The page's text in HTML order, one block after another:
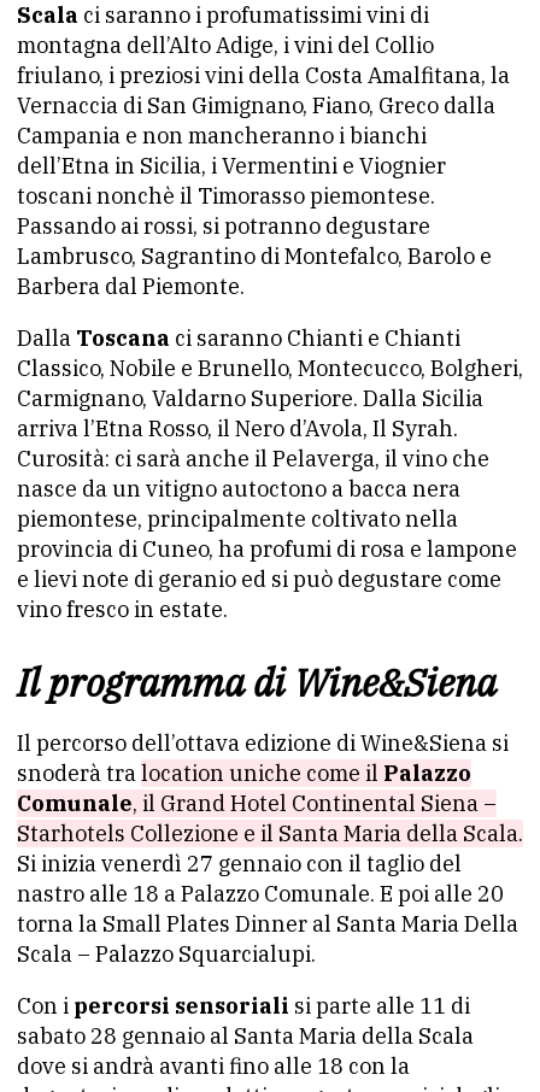
Scala ci saranno i profumatissimi vini di
montagna dell’Alto Adige, i vini del Collio
friulano, i preziosi vini della Costa Amalfitana, la
Vernaccia di San Gimignano, Fiano, Greco dalla
Campania e non mancheranno i bianchi
dell’Etna in Sicilia, i Vermentini e Viognier
toscani nonchè il Timorasso piemontese.
Passando ai rossi, si potranno degustare
Lambrusco, Sagrantino di Montefalco, Barolo e
Barbera dal Piemonte.
Dalla Toscana ci saranno Chianti e Chianti
Classico, Nobile e Brunello, Montecucco, Bolgheri,
Carmignano, Valdarno Superiore. Dalla Sicilia
arriva l’Etna Rosso, il Nero d’Avola, Il Syrah.
Curosità: ci sarà anche il Pelaverga, il vino che
nasce da un vitigno autoctono a bacca nera
piemontese, principalmente coltivato nella
provincia di Cuneo, ha profumi di rosa e lampone
e lievi note di geranio ed si può degustare come
vino fresco in estate.
Il programma di Wine&Siena
Il percorso dell’ottava edizione di Wine&Siena si
snoderà tralocation uniche come il Palazzo
Comunale, il Grand Hotel Continental Siena –
Starhotels Collezione e il Santa Maria della Scala.
Si inizia venerdì 27 gennaio con il taglio del
nastro alle 18 a Palazzo Comunale. E poi alle 20
torna la Small Plates Dinner al Santa Maria Della
Scala – Palazzo Squarcialupi.
Con i percorsi sensoriali si parte alle 11 di
sabato 28 gennaio al Santa Maria della Scala
dove si andrà avanti fino alle 18 con la